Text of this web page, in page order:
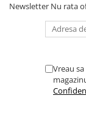
Newsletter Nu rata
Vreau